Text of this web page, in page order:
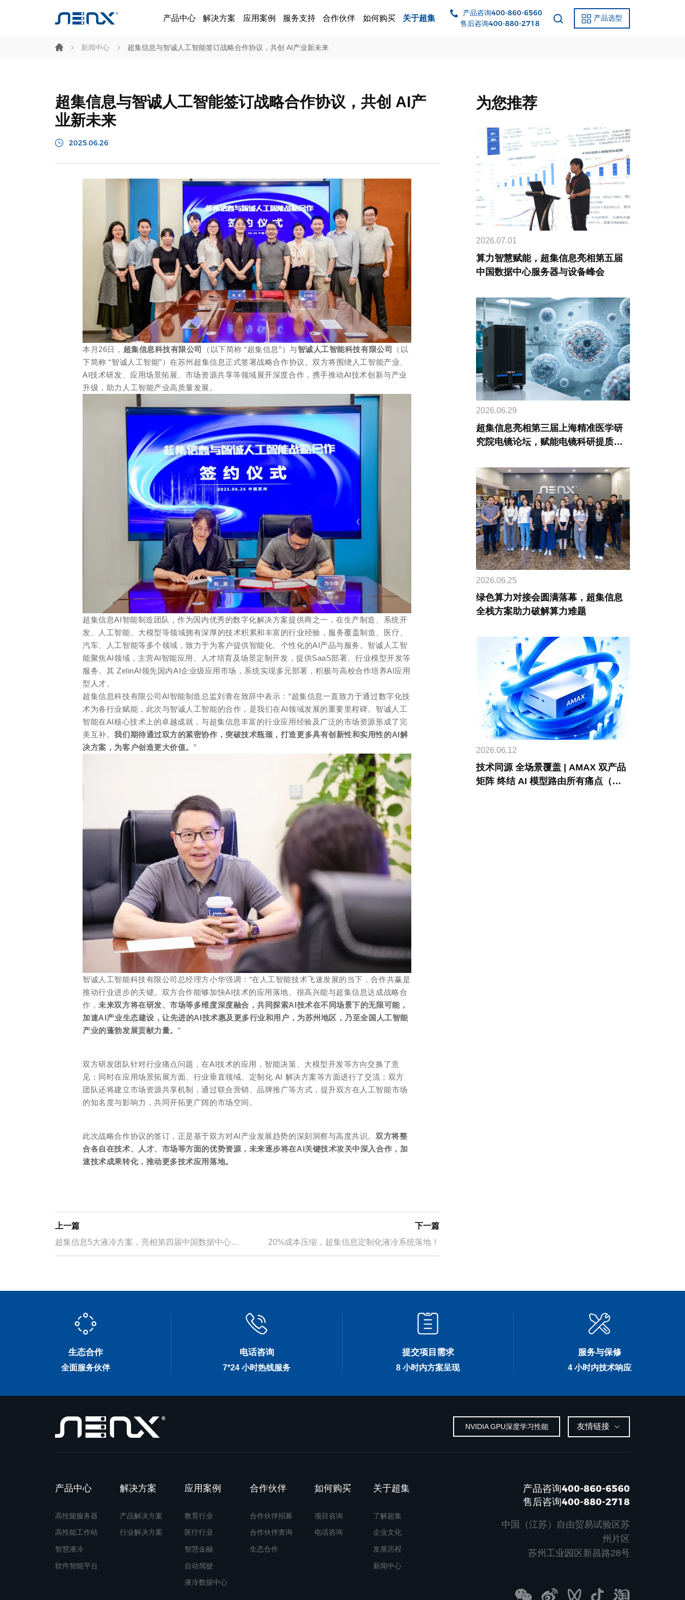
产品中心 解决方案 应用案例 服务支持 合作伙伴 如何购买 关于超集
产品咨询400-860-6560
售后咨询400-880-2718
产品选型
新闻中心 超集信息与智诚人工智能签订战略合作协议，共创 AI产业新未来
超集信息与智诚人工智能签订战略合作协议，共创 AI产
业新未来
2025.06.26
本月26日， 超集信息科技有限公司 （以下简称 “超集信息”）与智诚人工智能科技有限公司
（以
下简称 “智诚人工智能”）在苏州超集信息正式签署战略合作协议。双方将围绕人工智能产业、
AI技术研发、应用场景拓展、市场资源共享等领域展开深度合作，携手推动AI技术创新与产业
升级，助力人工智能产业高质量发展。
超集信息AI智能制造团队，作为国内优秀的数字化解决方案提供商之一，在生产制造、系统开
发、人工智能、大模型等领域拥有深厚的技术积累和丰富的行业经验，服务覆盖制造、医疗、
汽车、人工智能等多个领域，致力于为客户提供智能化、个性化的AI产品与服务。智诚人工智
能聚焦AI领域，主营AI智能应用、人才培育及场景定制开发，提供SaaS部署、行业模型开发等
服务。其 ZelinAI领先国内AI企业级应用市场，系统实现多元部署，积极与高校合作培养AI应用
型人才。
超集信息科技有限公司AI智能制造总监刘青在致辞中表示：“超集信息一直致力于通过数字化技
术为各行业赋能，此次与智诚人工智能的合作，是我们在AI领域发展的重要里程碑。智诚人工
智能在AI核心技术上的卓越成就，与超集信息丰富的行业应用经验及广泛的市场资源形成了完
美互补。我们期待通过双方的紧密协作，突破技术瓶颈，打造更多具有创新性和实用性的AI解
决方案，为客户创造更大价值。 ”
智诚人工智能科技有限公司总经理方小华强调：“在人工智能技术飞速发展的当下，合作共赢是
推动行业进步的关键。双方合作能够加快AI技术的应用落地。很高兴能与超集信息达成战略合
作，未来双方将在研发、市场等多维度深度融合，共同探索AI技术在不同场景下的无限可能，
加速AI产业生态建设，让先进的AI技术惠及更多行业和用户，为苏州地区，乃至全国人工智能
产业的蓬勃发展贡献力量。 ”
双方研发团队针对行业痛点问题，在AI技术的应用，智能决策、大模型开发等方向交换了意
见；同时在应用场景拓展方面、行业垂直领域、定制化 AI 解决方案等方面进行了交流；双方
团队还将建立市场资源共享机制，通过联合营销、品牌推广等方式，提升双方在人工智能市场
的知名度与影响力，共同开拓更广阔的市场空间。
此次战略合作协议的签订，正是基于双方对AI产业发展趋势的深刻洞察与高度共识。 双方将整
合各自在技术、人才、市场等方面的优势资源，未来逐步将在AI关键技术攻关中深入合作，加
速技术成果转化，推动更多技术应用落地。
上一篇
超集信息5大液冷方案，亮相第四届中国数据中心服
下一篇
20%成本压缩，超集信息定制化液冷系统落地！
为您推荐
2026.07.01
算力智慧赋能，超集信息亮相第五届
中国数据中心服务器与设备峰会
2026.06.29
超集信息亮相第三届上海精准医学研
究院电镜论坛，赋能电镜科研提质增
2026.06.25
绿色算力对接会圆满落幕，超集信息
全栈方案助力破解算力难题
2026.06.12
技术同源 全场景覆盖 | AMAX 双产品
矩阵 终结 AI 模型路由所有痛点（文
生态合作
全面服务伙伴
电话咨询
7*24 小时热线服务
提交项目需求
8 小时内方案呈现
服务与保修
4 小时内技术响应
NVIDIA GPU深度学习性能 友情链接
产品中心
高性能服务器
高性能工作站
智慧液冷
软件智能平台
解决方案
产品解决方案
行业解决方案
应用案例
教育行业
医疗行业
智慧金融
自动驾驶
液冷数据中心
合作伙伴
合作伙伴招募
合作伙伴查询
生态合作
如何购买
项目咨询
电话咨询
关于超集
了解超集
企业文化
发展历程
新闻中心
产品咨询400-860-6560
售后咨询400-880-2718
中国（江苏）自由贸易试验区苏
州片区
苏州工业园区新昌路28号